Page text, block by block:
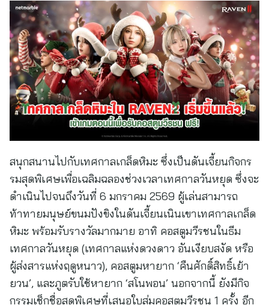
สนุกสนานไปกับเทศกาลเกล็ดหิมะ ซึ่งเป็นดันเจี้ยนกิจกร
รมสุดพิเศษเพื่อเฉลิมฉลองช่วงเวลาเทศกาลวันหยุด ซึ่งจะ
ดำเนินไปจนถึงวันที่ 6 มกราคม 2569 ผู้เล่นสามารถ
ท้าทายมนุษย์ขนมปังขิงในดันเจี้ยนเนินเขาเทศกาลเกล็ด
หิมะ พร้อมรับรางวัลมากมาย อาทิ คอสตูมวีรชนในธีม
เทศกาลวันหยุด (เทศกาลแห่งดวงดาว อันเงียบสงัด หรือ
ผู้ส่งสารแห่งฤดูหนาว), คอสตูมหายาก ‘คืนศักดิ์สิทธิ์เย้า
ยวน’, และภูตรับใช้หายาก ‘สโนพอน’ นอกจากนี้ ยังมีกิจ
กรรมเช็กชื่อสุดพิเศษที่เสนอใบสุ่มคอสตูมวีรชน 1 ครั้ง อีก